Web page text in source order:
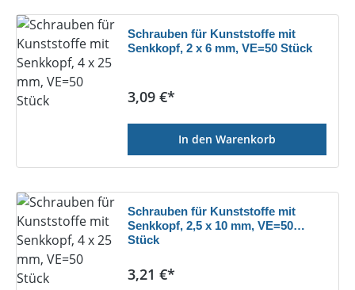
Schrauben für Kunststoffe mit
Senkkopf, 2 x 6 mm, VE=50 Stück
Regulärer Preis:
3,09 €*
In den Warenkorb
Schrauben für Kunststoffe mit
Senkkopf, 2,5 x 10 mm, VE=50
Stück
Regulärer Preis:
3,21 €*